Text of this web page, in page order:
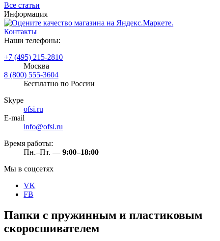
Все статьи
Информация
Контакты
Наши телефоны:
+7 (495) 215-2810
Москва
8 (800) 555-3604
Бесплатно по России
Skype
ofsi.ru
E-mail
info@ofsi.ru
Время работы:
Пн.–Пт. — 9:00–18:00
Мы в соцсетях
VK
FB
Папки с пружинным и пластиковым
скоросшивателем